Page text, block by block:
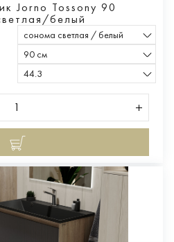
Jorno Tossony 90
белый
сонома светлая / белый
90 см
44.3